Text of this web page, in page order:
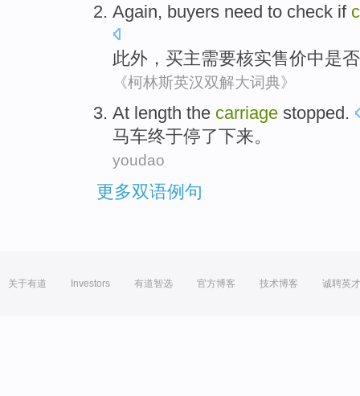
Again, buyers need to check if
此外 ， 买主需要核实售价中是否
《柯林斯英汉双解大词典》
At length the carriage stopped .
马车终于停了下来。
youdao
更多双语例句
关于有道 Investors 有道智选 官方博客 技术博客 诚聘英才